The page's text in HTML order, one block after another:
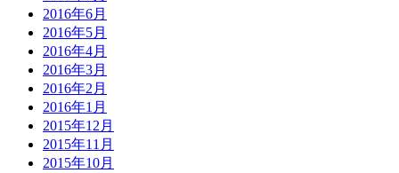
2016年6月
2016年5月
2016年4月
2016年3月
2016年2月
2016年1月
2015年12月
2015年11月
2015年10月